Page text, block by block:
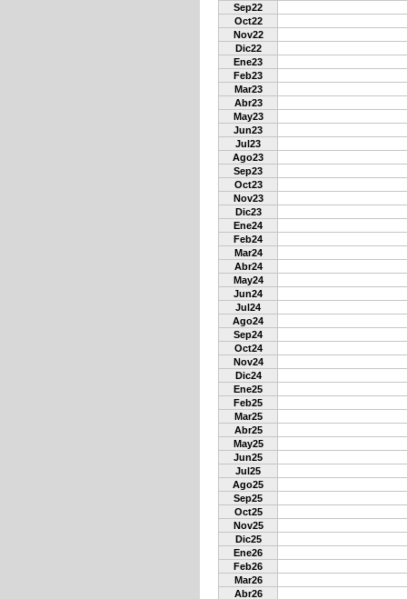
Sep22
Oct22
Nov22
Dic22
Ene23
Feb23
Mar23
Abr23
May23
Jun23
Jul23
Ago23
Sep23
Oct23
Nov23
Dic23
Ene24
Feb24
Mar24
Abr24
May24
Jun24
Jul24
Ago24
Sep24
Oct24
Nov24
Dic24
Ene25
Feb25
Mar25
Abr25
May25
Jun25
Jul25
Ago25
Sep25
Oct25
Nov25
Dic25
Ene26
Feb26
Mar26
Abr26